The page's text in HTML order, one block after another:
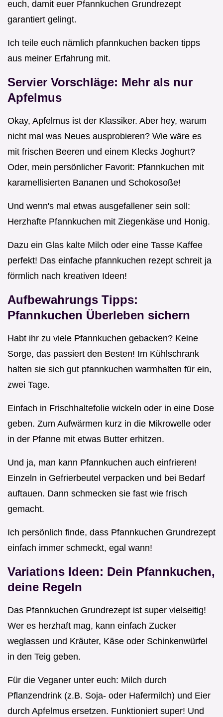
euch, damit euer Pfannkuchen Grundrezept
garantiert gelingt.
Ich teile euch nämlich pfannkuchen backen tipps
aus meiner Erfahrung mit.
Servier Vorschläge: Mehr als nur
Apfelmus
Okay, Apfelmus ist der Klassiker. Aber hey, warum
nicht mal was Neues ausprobieren? Wie wäre es
mit frischen Beeren und einem Klecks Joghurt?
Oder, mein persönlicher Favorit: Pfannkuchen mit
karamellisierten Bananen und Schokosoße!
Und wenn's mal etwas ausgefallener sein soll:
Herzhafte Pfannkuchen mit Ziegenkäse und Honig.
Dazu ein Glas kalte Milch oder eine Tasse Kaffee
perfekt! Das einfache pfannkuchen rezept schreit ja
förmlich nach kreativen Ideen!
Aufbewahrungs Tipps:
Pfannkuchen Überleben sichern
Habt ihr zu viele Pfannkuchen gebacken? Keine
Sorge, das passiert den Besten! Im Kühlschrank
halten sie sich gut pfannkuchen warmhalten für ein,
zwei Tage.
Einfach in Frischhaltefolie wickeln oder in eine Dose
geben. Zum Aufwärmen kurz in die Mikrowelle oder
in der Pfanne mit etwas Butter erhitzen.
Und ja, man kann Pfannkuchen auch einfrieren!
Einzeln in Gefrierbeutel verpacken und bei Bedarf
auftauen. Dann schmecken sie fast wie frisch
gemacht.
Ich persönlich finde, dass Pfannkuchen Grundrezept
einfach immer schmeckt, egal wann!
Variations Ideen: Dein Pfannkuchen,
deine Regeln
Das Pfannkuchen Grundrezept ist super vielseitig!
Wer es herzhaft mag, kann einfach Zucker
weglassen und Kräuter, Käse oder Schinkenwürfel
in den Teig geben.
Für die Veganer unter euch: Milch durch
Pflanzendrink (z.B. Soja- oder Hafermilch) und Eier
durch Apfelmus ersetzen. Funktioniert super! Und